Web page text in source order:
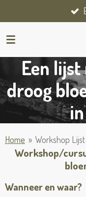
direct
naar
hoofdinhoud
Een
droog
Home » Workshop
Workshop/